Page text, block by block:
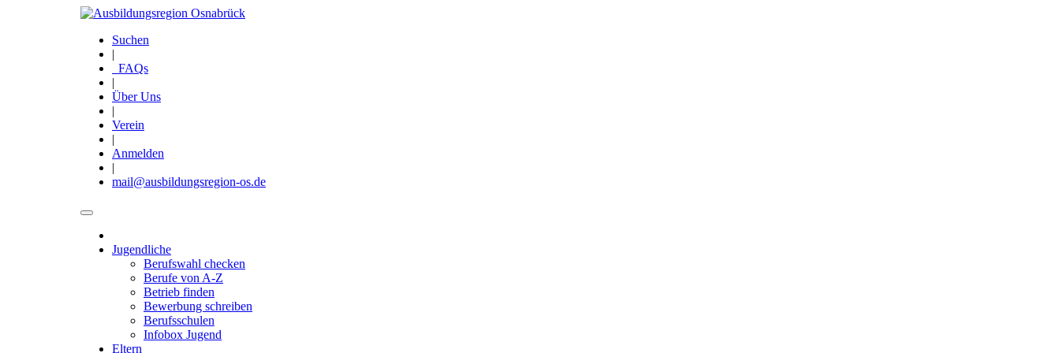
Suchen
|
FAQs
|
Über Uns
|
Verein
|
Anmelden
|
mail@ausbildungsregion-os.de
Main
navigation
Jugendliche
Berufswahl checken
Berufe von A-Z
Betrieb finden
Bewerbung schreiben
Berufsschulen
Infobox Jugend
Eltern